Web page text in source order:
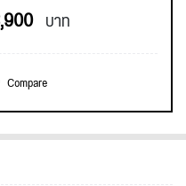
บาท
Compare